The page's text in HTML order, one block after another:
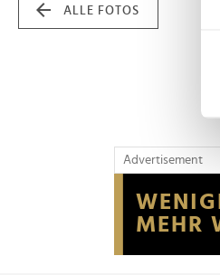
ALLE FOTOS
Advertisement